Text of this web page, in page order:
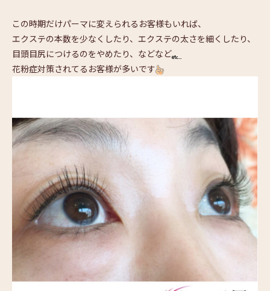
この時期だけパーマに変えられるお客様もいれば、
エクステの本数を少なくしたり、エクステの太さを細くしたり、
目頭目尻につけるのをやめたり、などなど
花粉症対策されてるお客様が多いです